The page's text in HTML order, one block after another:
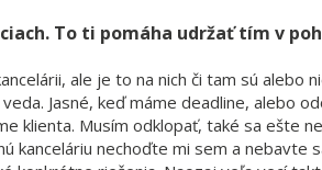
To ti pomáha udržať tím v
ale je to na nich či tam sú alebo
Jasné, keď máme deadline, alebo
klienta. Musím odklopať, také sa ešte
kanceláriu nechoďte mi sem a nebavte